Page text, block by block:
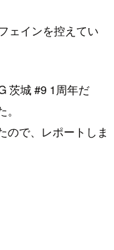
ェインを控えてい
茨城 #9 1周年だ
ので、レポートしま